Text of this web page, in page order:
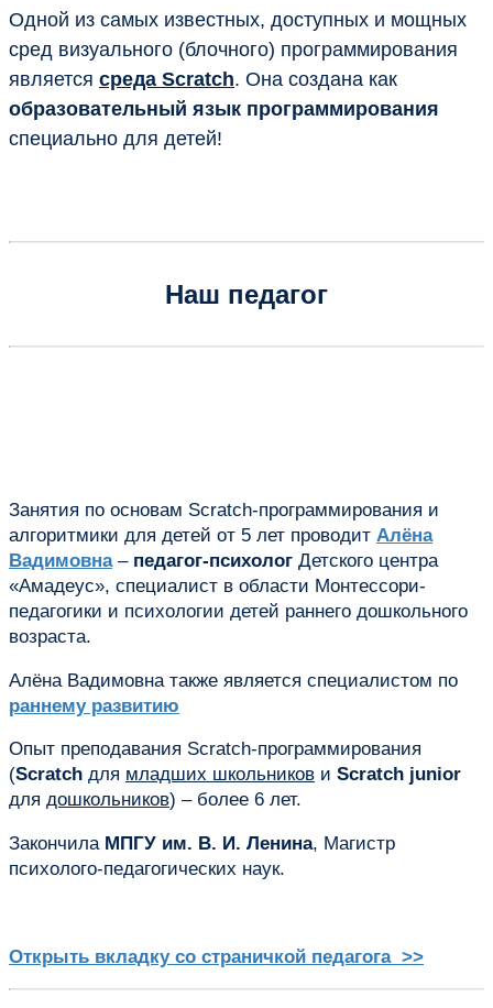
Одной из самых известных, доступных и мощных
сред визуального (блочного) программирования
является среда Scratch. Она создана как
образовательный язык программирования
специально для детей!
Наш педагог
Занятия по основам Scratch-программирования и
алгоритмики для детей от 5 лет проводит Алёна
Вадимовна– педагог-психолог Детского центра
«Амадеус», специалист в области Монтессори-
педагогики и психологии детей раннего дошкольного
возраста.
Алёна Вадимовна также является специалистом по
раннему развитию
Опыт преподавания Scratch-программирования
(Scratch для младших школьников и Scratch junior
для дошкольников) – более 6 лет.
Закончила МПГУ им. В. И. Ленина, Магистр
психолого-педагогических наук.
Открыть вкладку со страничкой педагога >>